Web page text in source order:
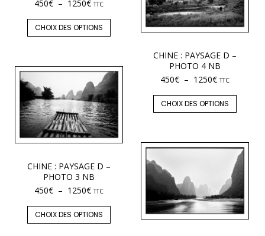
450€ – 1250€ TTC
CHOIX DES OPTIONS
CHINE : PAYSAGE D –
PHOTO 4 NB
450€ – 1250€ TTC
CHOIX DES OPTIONS
CHINE : PAYSAGE D –
PHOTO 3 NB
450€ – 1250€ TTC
CHOIX DES OPTIONS